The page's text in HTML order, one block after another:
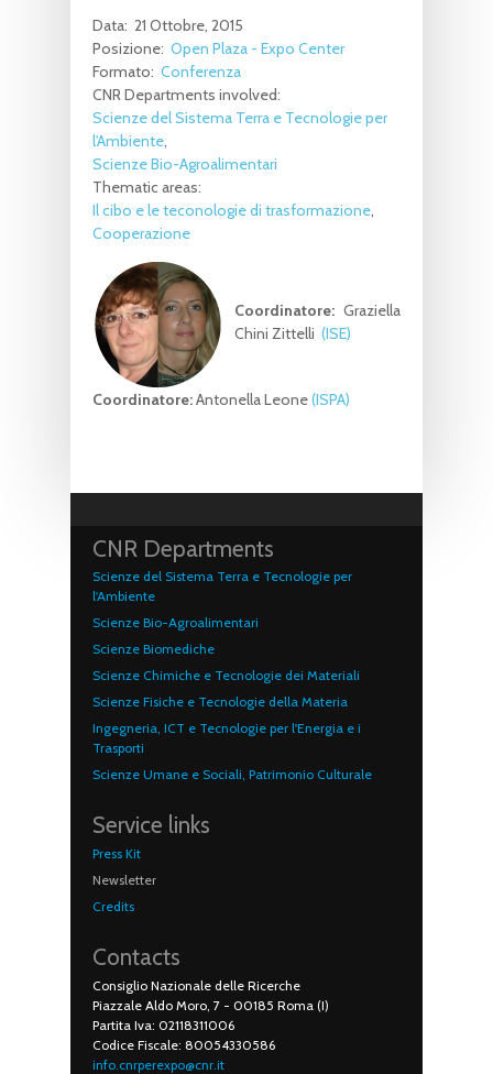
Data: 21 Ottobre, 2015
Posizione: Open Plaza - Expo Center
Formato: Conferenza
CNR Departments involved:
Scienze del Sistema Terra e Tecnologie per
l'Ambiente
Scienze Bio-Agroalimentari
Thematic areas:
Il cibo e le teconologie di trasformazione
Cooperazione
Coordinatore: Graziella
Chini Zittelli (ISE)
Coordinatore:Antonella Leone(ISPA)
CNR Departments
Scienze del Sistema Terra e Tecnologie per
l'Ambiente
Scienze Bio-Agroalimentari
Scienze Biomediche
Scienze Chimiche e Tecnologie dei Materiali
Scienze Fisiche e Tecnologie della Materia
Ingegneria, ICT e Tecnologie per l'Energia e i
Trasporti
Scienze Umane e Sociali, Patrimonio Culturale
Service links
Press Kit
Newsletter
Credits
Contacts
Consiglio Nazionale delle Ricerche
Piazzale Aldo Moro, 7 - 00185 Roma (I)
Partita Iva: 02118311006
Codice Fiscale: 80054330586
info.cnrperexpo@cnr.it